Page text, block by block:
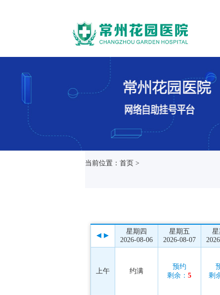
当前位置：首页 >
星期四
2026-08-06
星期五
2026-08-07
上午 约满
预约
剩余： 5
剩